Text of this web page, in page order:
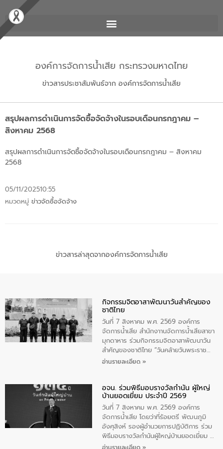
องค์การจัดการน้ำเสีย กระทรวงมหาดไทย
ข่าวสารประชาสัมพันธ์จาก องค์การจัดการน้ำเสีย
สรุปผลการดำเนินการจัดซื้อจัดจ้างในรอบเดือนกรกฎาคม –
สิงหาคม 2568
สรุปผลการดำเนินการจัดซื้อจัดจ้างในรอบเดือนกรกฎาคม – สิงหาคม
2568
05/11/202510:55
หมวดหมู่ ข่าวจัดซื้อจัดจ้าง
ข่าวสารล่าสุดจากองค์การจัดการน้ำเสีย
กิจกรรมจิตอาสาพัฒนาวันสําคัญของ
ชาติไทย
วันที่ 7 สิงหาคม พ.ศ. 2569 องค์การ
จัดการน้ำเสีย สำนักงาานจัดการน้ำเสียสาขา
มุกดาหาร ร่วมกิจกรรมจิตอาสาพัฒนาวัน
สําคัญของชาติไทย “วันคล้ายวันพระราช
สมภพ สมเด็จพระนางเจ้าสิริกิติ์พระบรม
ทิพย์คำ รองผู้ว่าราชการจังหวัดมุกดาหาร
เป็นประธานในพิธี ณ เรือนจําชั่วคราวนาโสก
ตําบลนาโสก อําเภอเมืองมุกดาหาร จังหวัด
มุกดาหาร โดยในกิจกรรมได้ร่วมปลูกป่า และ
ทําความสะอาดภายในบริเวณ จัดกิจกรรม
เพื่อถวายเป็นพระราชกุศล สมเด็จพระนาง
เจ้าสิริกิติ์พระบรมราชินีนาถ พระบรมราช
อ่านรายละเอียด »
อจน. ร่วมพิธีมอบรางวัลกำนัน ผู้ใหญ่
บ้านยอดเยี่ยม ประจำปี 2569
วันที่ 7 สิงหาคม พ.ศ. 2569 องค์การ
จัดการน้ำเสีย โดยว่าที่ร้อยตรี พัฒนภูมิ
อังศุสิงห์ รองผู้อำนวยการปฏิบัติการ ร่วม
พิธีมอบรางวัลกำนันผู้ใหญ่บ้านยอดเยี่ยม ณ
ทำเนียบรัฐบาล โดยมีนายอนุทิน ชาญวีรกูล